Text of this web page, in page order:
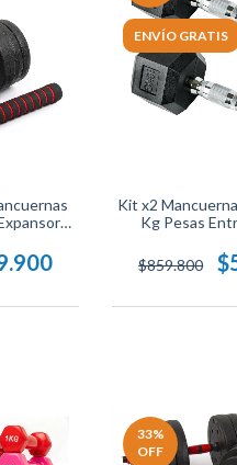
Fuerza,
ENVÍO GRATIS
Kit x2
Kg Pesas
$859.800
33%
OFF